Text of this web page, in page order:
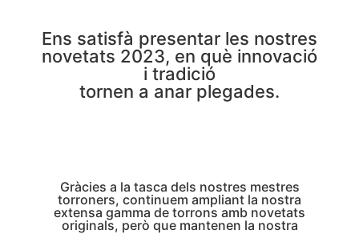
Ens satisfà presentar les nostres
novetats 2023, en què innovació
i tradició
tornen a anar plegades.
Gràcies a la tasca dels nostres mestres
torroners, continuem ampliant la nostra
extensa gamma de torrons amb novetats
originals, però que mantenen la nostra